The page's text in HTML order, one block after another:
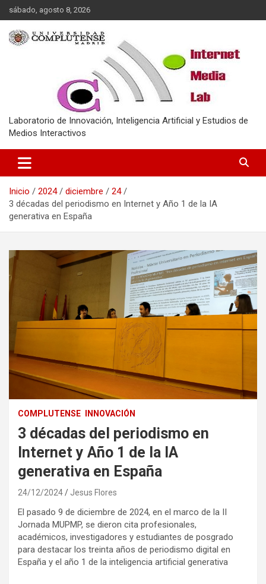
Saltar
al
contenido
sábado, agosto 8, 2026
Laboratorio de Innovación, Inteligencia Artificial y Estudios de
Medios Interactivos
Inicio 2024 diciembre
24
3 décadas del periodismo en Internet y Año 1 de la IA
generativa en España
COMPLUTENSE INNOVACIÓN
3 décadas del periodismo en
Internet y Año 1 de la IA
generativa en España
24/12/2024 Jesus Flores
El pasado 9 de diciembre de 2024, en el marco de la II
Jornada MUPMP, se dieron cita profesionales,
académicos, investigadores y estudiantes de posgrado
para destacar los treinta años de periodismo digital en
España y el año 1 de la inteligencia artificial generativa